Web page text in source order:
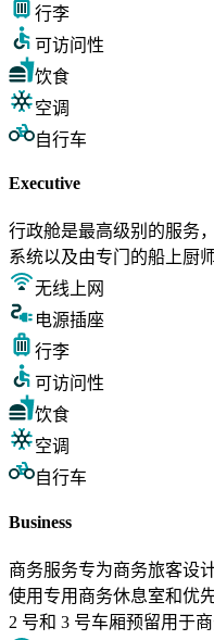
行李
可访问性
饮食
空调
自行车
Executive
行政舱是最高级别的服务
系统以及由专门的船上厨
无线上网
电源插座
行李
可访问性
饮食
空调
自行车
Business
商务服务专为商务旅客设
使用专用商务休息室和优
2 号和 3 号车厢预留用于商